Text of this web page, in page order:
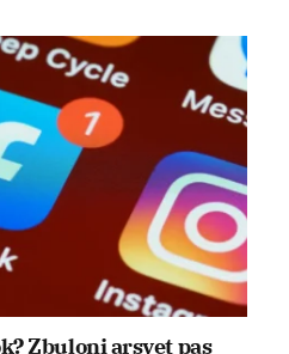
Zbuloni arsyet pas